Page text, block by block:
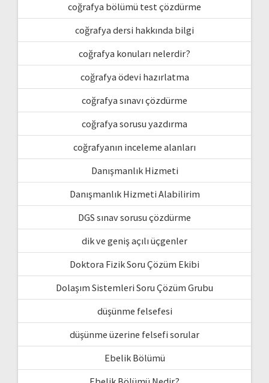
coğrafya bölümü test çözdürme
coğrafya dersi hakkında bilgi
coğrafya konuları nelerdir?
coğrafya ödevi hazırlatma
coğrafya sınavı çözdürme
coğrafya sorusu yazdırma
coğrafyanın inceleme alanları
Danışmanlık Hizmeti
Danışmanlık Hizmeti Alabilirim
DGS sınav sorusu çözdürme
dik ve geniş açılı üçgenler
Doktora Fizik Soru Çözüm Ekibi
Dolaşım Sistemleri Soru Çözüm Grubu
düşünme felsefesi
düşünme üzerine felsefi sorular
Ebelik Bölümü